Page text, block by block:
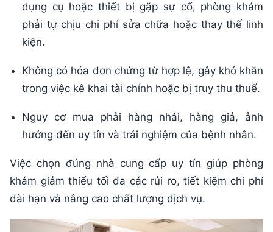
dụng cụ hoặc thiết bị gặp sự cố, phòng khám
phải tự chịu chi phí sửa chữa hoặc thay thế linh
kiện.
Không có hóa đơn chứng từ hợp lệ, gây khó khăn
trong việc kê khai tài chính hoặc bị truy thu thuế.
Nguy cơ mua phải hàng nhái, hàng giả, ảnh
hưởng đến uy tín và trải nghiệm của bệnh nhân.
Việc chọn đúng nhà cung cấp uy tín giúp phòng
khám giảm thiểu tối đa các rủi ro, tiết kiệm chi phí
dài hạn và nâng cao chất lượng dịch vụ.